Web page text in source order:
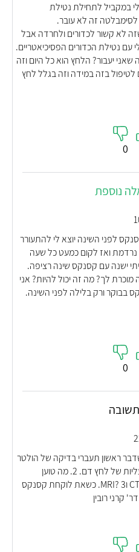
לי במקביל לתחילת נטילת
זה לא עובר.
לא קשור לכדורים ולחרדה אבל
עם נטילת הכדורים הפסיכיאטריים.
יעבור? הלחץ הוא כל היום וזה
בזה במידה וזה בגלל לחץ
0
נוספת
לפני השינה יוצא לי להתעורר
ואז לקום כמעט כל שעה
ישנה עם קסנקס שינה רציפה.
מוכרת לך? מה זה יכול להיות? אני
בבוקר ורק בלילה לפני השינה.
0
תשובה
ממליצה שדבר ראשון תעברי בדיקה של הולטר
לחץ דם בכדי לשלול שמדובר בעליות של לחץ דם. 2. מה טוען
הנוירולוג שהפנה אותך לבדיקת CT וMRI? 3. כשאת לוקחת קסנקס
קרני רובין